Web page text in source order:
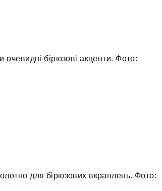
очевидні бірюзові акценти. Фото:
для бірюзових вкраплень. Фото: